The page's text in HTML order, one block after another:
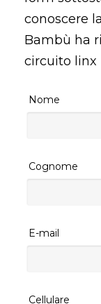
conoscere
Bambù ha
circuito linx
Nome
Cognome
E-mail
Cellulare